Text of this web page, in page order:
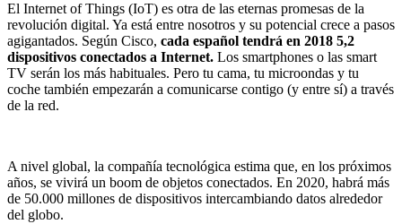
El Internet of Things (IoT) es otra de las eternas promesas de la
revolución digital. Ya está entre nosotros y su potencial crece a pasos
agigantados. Según Cisco, cada español tendrá en 2018 5,2
dispositivos conectados a Internet. Los smartphones o las smart
TV serán los más habituales. Pero tu cama, tu microondas y tu
coche también empezarán a comunicarse contigo (y entre sí) a través
de la red.
A nivel global, la compañía tecnológica estima que, en los próximos
años, se vivirá un boom de objetos conectados. En 2020, habrá más
de 50.000 millones de dispositivos intercambiando datos alrededor
del globo.